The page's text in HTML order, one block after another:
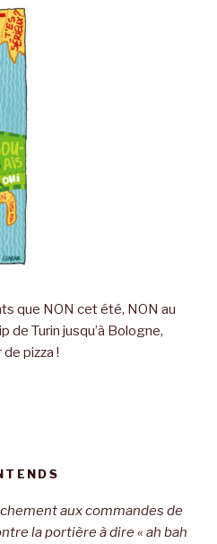
que NON cet été, NON au
de Turin jusqu’à Bologne,
pizza !
aux commandes de
la portière à dire « ah bah